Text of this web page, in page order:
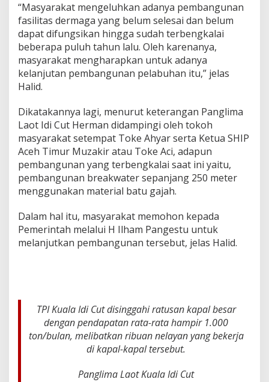
“Masyarakat mengeluhkan adanya pembangunan
fasilitas dermaga yang belum selesai dan belum
dapat difungsikan hingga sudah terbengkalai
beberapa puluh tahun lalu. Oleh karenanya,
masyarakat mengharapkan untuk adanya
kelanjutan pembangunan pelabuhan itu,” jelas
Halid.
Dikatakannya lagi, menurut keterangan Panglima
Laot Idi Cut Herman didampingi oleh tokoh
masyarakat setempat Toke Ahyar serta Ketua SHIP
Aceh Timur Muzakir atau Toke Aci, adapun
pembangunan yang terbengkalai saat ini yaitu,
pembangunan breakwater sepanjang 250 meter
menggunakan material batu gajah.
Dalam hal itu, masyarakat memohon kepada
Pemerintah melalui H Ilham Pangestu untuk
melanjutkan pembangunan tersebut, jelas Halid.
TPI Kuala Idi Cut disinggahi ratusan kapal besar
dengan pendapatan rata-rata hampir 1.000
ton/bulan, melibatkan ribuan nelayan yang bekerja
di kapal-kapal tersebut.
Panglima Laot Kuala Idi Cut